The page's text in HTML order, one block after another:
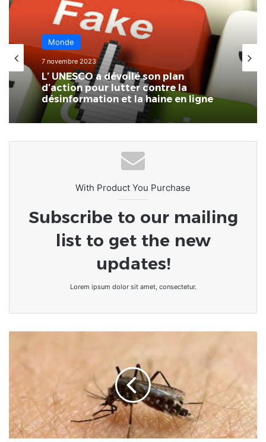
Monde
7 novembre 2023
L’ UNESCO a dévoilé son plan
d’action pour lutter contre la
désinformation et la haine en ligne
With Product You Purchase
Subscribe to our mailing
list to get the new
updates!
Lorem ipsum dolor sit amet, consectetur.
décès
liés
à